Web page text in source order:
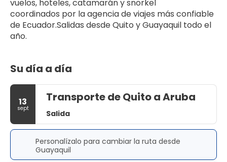
vuelos, hoteles, catamarán y snorkel
coordinados por la agencia de viajes más confiable
de Ecuador.Salidas desde Quito y Guayaquil todo el
año.
Su día a día
13
sept
Transporte de Quito a Aruba
Salida
Personalízalo para cambiar la ruta desde
Guayaquil